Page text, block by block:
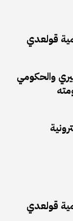
قولعدي
والحكومي
قولعدي